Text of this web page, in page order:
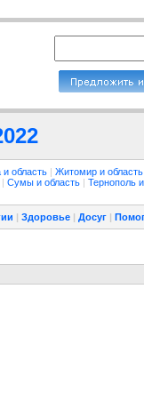
и область | Житомир и область
| Сумы и область | Тернополь
| Здоровье | Досуг |